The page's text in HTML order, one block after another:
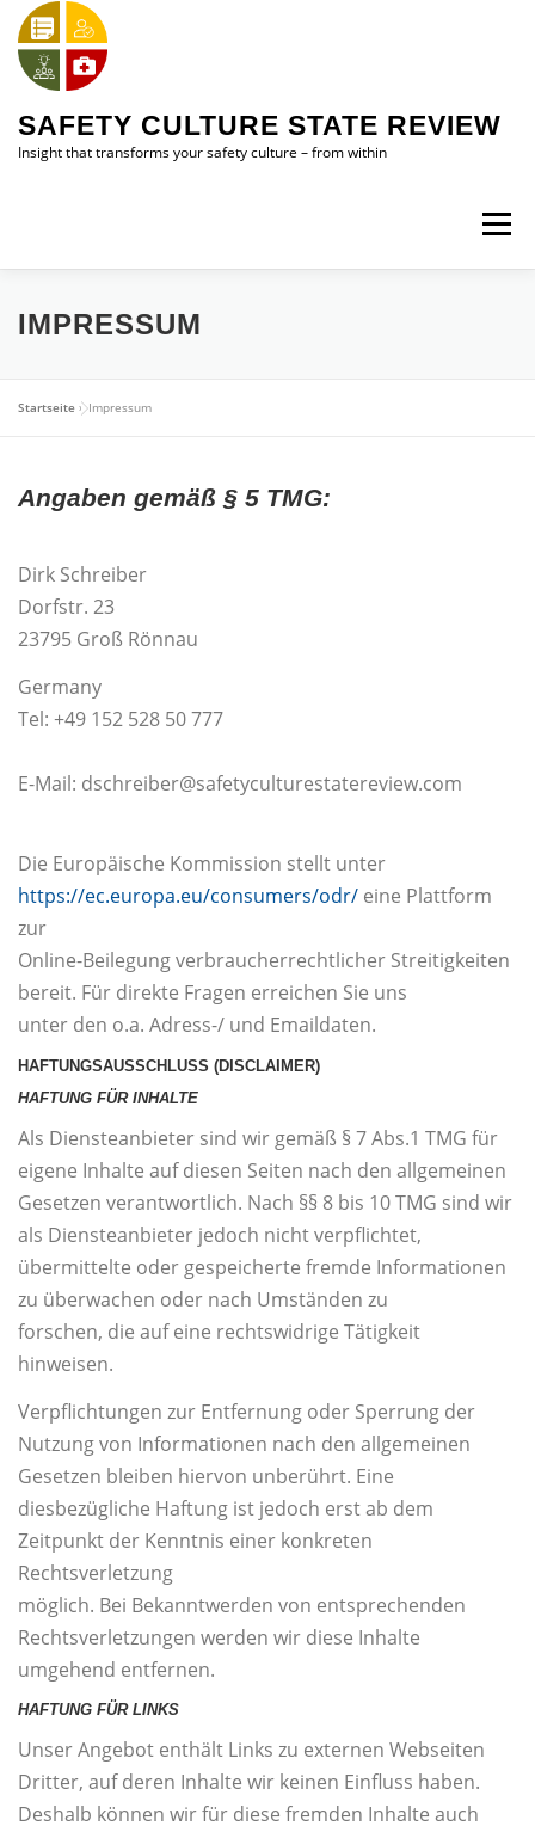
Skip
content
SAFETY CULTURE STATE REVIEW
Insight that transforms your safety culture – from within
Menu
HOME SAFETY CULTURE STATE REVIEW (SCSR)
ABOUT ME
IMPRESSUM
Startseite »Impressum
Angaben gemäß § 5 TMG:
Dirk Schreiber
Dorfstr. 23
23795 Groß Rönnau
Germany
Tel: +49 152 528 50 777
E-Mail: dschreiber@safetyculturestatereview.com
Die Europäische Kommission stellt unter
https://ec.europa.eu/consumers/odr/ eine Plattform
zur
Online-Beilegung verbraucherrechtlicher Streitigkeiten
bereit. Für direkte Fragen erreichen Sie uns
unter den o.a. Adress-/ und Emaildaten.
HAFTUNGSAUSSCHLUSS (DISCLAIMER)
HAFTUNG FÜR INHALTE
Als Diensteanbieter sind wir gemäß § 7 Abs.1 TMG für
eigene Inhalte auf diesen Seiten nach den allgemeinen
Gesetzen verantwortlich. Nach §§ 8 bis 10 TMG sind wir
als Diensteanbieter jedoch nicht verpflichtet,
übermittelte oder gespeicherte fremde Informationen
zu überwachen oder nach Umständen zu
forschen, die auf eine rechtswidrige Tätigkeit
hinweisen.
Verpflichtungen zur Entfernung oder Sperrung der
Nutzung von Informationen nach den allgemeinen
Gesetzen bleiben hiervon unberührt. Eine
diesbezügliche Haftung ist jedoch erst ab dem
Zeitpunkt der Kenntnis einer konkreten
Rechtsverletzung
möglich. Bei Bekanntwerden von entsprechenden
Rechtsverletzungen werden wir diese Inhalte
umgehend entfernen.
HAFTUNG FÜR LINKS
Unser Angebot enthält Links zu externen Webseiten
Dritter, auf deren Inhalte wir keinen Einfluss haben.
Deshalb können wir für diese fremden Inhalte auch